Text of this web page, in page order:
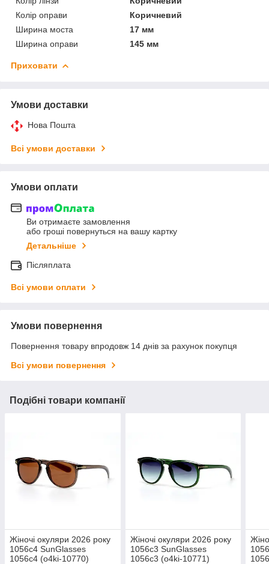
Колір оправи
Коричневий
Ширина моста
17 мм
Ширина оправи
145 мм
Приховати
Умови доставки
Нова Пошта
Всі умови доставки
Умови оплати
Ви отримаєте замовлення
або гроші повернуться на вашу картку
Детальніше
Післяплата
Всі умови оплати
Умови повернення
Повернення товару впродовж 14 днів за рахунок покупця
Всі умови повернення
Подібні товари компанії
Жіночі окуляри 2026 року
1056c4 SunGlasses
1056c4 (o4ki-10770)
Жіночі окуляри 2026 року
1056c3 SunGlasses
1056c3 (o4ki-10771)